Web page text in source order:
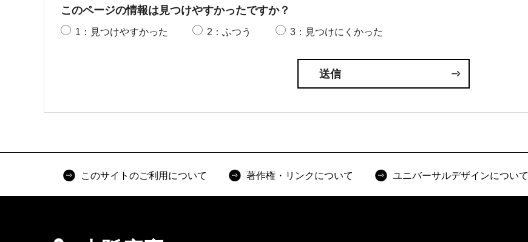
このページの情報は見つけやすかったですか？
1：見つけやすかった 2：ふつう 3：見つけにくかった
このサイトのご利用について 著作権・リンクについて ユニバーサルデザインについて